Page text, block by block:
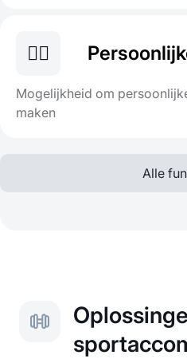
🤸‍♂️
Mogelijkheid om
maken
Alle